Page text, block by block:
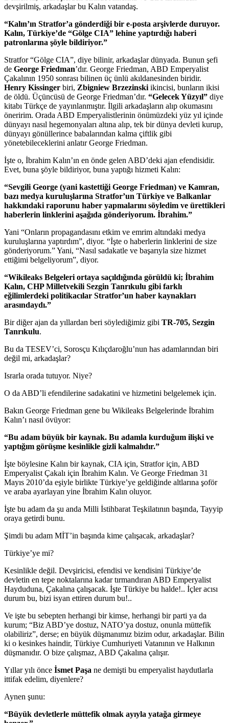
devşirilmiş, arkadaşlar bu Kalın vatandaş.
“Kalın’ın Stratfor’a gönderdiği bir e-posta arşivlerde duruyor.
Kalın, Türkiye’de “Gölge CIA” lehine yaptırdığı haberi
patronlarına şöyle bildiriyor.”
Stratfor “Gölge CIA”, diye bilinir, arkadaşlar dünyada. Bunun şefi
de George Friedman’dır. George Friedman, ABD Emperyalist
Çakalının 1950 sonrası bilinen üç ünlü akıldanesinden biridir.
Henry Kissinger biri, Zbigniew Brzezinski ikincisi, bunların ikisi
de öldü. Üçüncüsü de George Friedman’dır. “Gelecek Yüzyıl” diye
kitabı Türkçe de yayınlanmıştır. İlgili arkadaşların alıp okumasını
öneririm. Orada ABD Emperyalistlerinin önümüzdeki yüz yıl içinde
dünyayı nasıl hegemonyaları altına alıp, tek bir dünya devleti kurup,
dünyayı gönüllerince babalarından kalma çiftlik gibi
yönetebileceklerini anlatır George Friedman.
İşte o, İbrahim Kalın’ın en önde gelen ABD’deki ajan efendisidir.
Evet, buna şöyle bildiriyor, buna yaptığı hizmeti Kalın:
“Sevgili George (yani kastettiği George Friedman) ve Kamran,
bazı medya kuruluşlarına Stratfor’un Türkiye ve Balkanlar
hakkındaki raporunu haber yapmalarını söyledim ve ürettikleri
haberlerin linklerini aşağıda gönderiyorum. İbrahim.”
Yani “Onların propagandasını etkim ve emrim altındaki medya
kuruluşlarına yaptırdım”, diyor. “İşte o haberlerin linklerini de size
gönderiyorum.” Yani, “Nasıl sadakatle ve başarıyla size hizmet
ettiğimi belgeliyorum”, diyor.
“Wikileaks Belgeleri ortaya saçıldığında görüldü ki; İbrahim
Kalın, CHP Milletvekili Sezgin Tanrıkulu gibi farklı
eğilimlerdeki politikacılar Stratfor’un haber kaynakları
arasındaydı.”
Bir diğer ajan da yıllardan beri söylediğimiz gibi TR-705, Sezgin
Tanrıkulu.
Bu da TESEV’ci, Sorosçu Kılıçdaroğlu’nun has adamlarından biri
değil mi, arkadaşlar?
Israrla orada tutuyor. Niye?
O da ABD’li efendilerine sadakatini ve hizmetini belgelemek için.
Bakın George Friedman gene bu Wikileaks Belgelerinde İbrahim
Kalın’ı nasıl övüyor:
“Bu adam büyük bir kaynak. Bu adamla kurduğum ilişki ve
yaptığım görüşme kesinlikle gizli kalmalıdır.”
İşte böylesine Kalın bir kaynak, CIA için, Stratfor için, ABD
Emperyalist Çakalı için İbrahim Kalın. Ve George Friedman 31
Mayıs 2010’da eşiyle birlikte Türkiye’ye geldiğinde altlarına şoför
ve araba ayarlayan yine İbrahim Kalın oluyor.
İşte bu adam da şu anda Milli İstihbarat Teşkilatının başında, Tayyip
oraya getirdi bunu.
Şimdi bu adam MİT’in başında kime çalışacak, arkadaşlar?
Türkiye’ye mi?
Kesinlikle değil. Devşiricisi, efendisi ve kendisini Türkiye’de
devletin en tepe noktalarına kadar tırmandıran ABD Emperyalist
Hayduduna, Çakalına çalışacak. İşte Türkiye bu halde!.. İçler acısı
durum bu, bizi isyan ettiren durum bu!..
Ve işte bu sebepten herhangi bir kimse, herhangi bir parti ya da
kurum; “Biz ABD’ye dostuz, NATO’ya dostuz, onunla müttefik
olabiliriz”, derse; en büyük düşmanımız bizim odur, arkadaşlar. Bilin
ki o kesinkes haindir, Türkiye Cumhuriyeti Vatanının ve Halkının
düşmanıdır. O bize çalışmaz, ABD Çakalına çalışır.
Yıllar yılı önce İsmet Paşa ne demişti bu emperyalist haydutlarla
ittifak edelim, diyenlere?
Aynen şunu:
“Büyük devletlerle müttefik olmak ayıyla yatağa girmeye